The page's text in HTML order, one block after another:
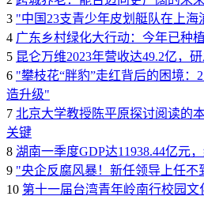
3 "中国23支青少年皮划艇队在上
4 广东乡村绿化大行动：今年已种
5 昆仑万维2023年营收达49.2亿，
6 "攀枝花“胖豹”走红背后的困境：
造升级"
7 北京大学教授陈平原探讨阅读的
关键
8 湖南一季度GDP达11938.44亿元
9 "央企反腐风暴！新任领导上任不
10 第十一届台湾青年岭南行校园